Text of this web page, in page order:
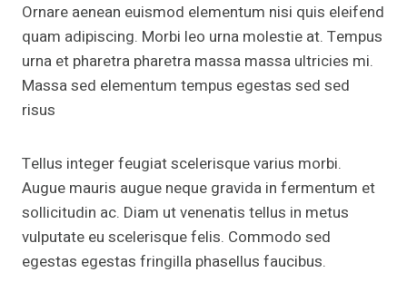
Ornare aenean euismod elementum nisi quis eleifend
quam adipiscing. Morbi leo urna molestie at. Tempus
urna et pharetra pharetra massa massa ultricies mi.
Massa sed elementum tempus egestas sed sed
risus
Tellus integer feugiat scelerisque varius morbi.
Augue mauris augue neque gravida in fermentum et
sollicitudin ac. Diam ut venenatis tellus in metus
vulputate eu scelerisque felis. Commodo sed
egestas egestas fringilla phasellus faucibus.